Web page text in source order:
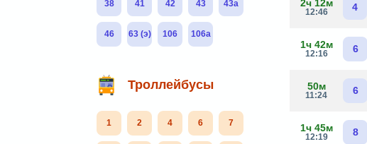
38 41 42 43 43а
46 63 (э) 106 106а
Троллейбусы
1 2 4 6 7
2ч 12м
12:46 4
1ч 42м
12:16 6
50м
11:24 6
1ч 45м
12:19 8